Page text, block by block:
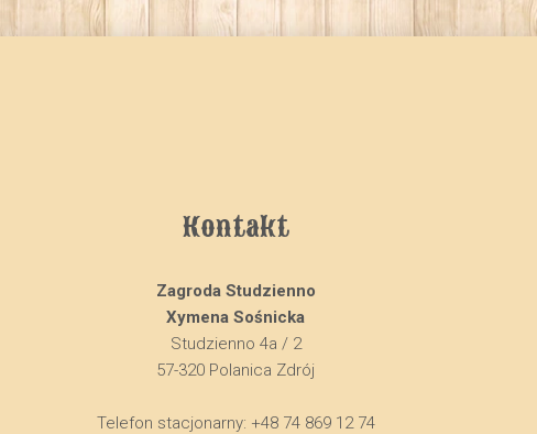
Kontakt
Zagroda Studzienno
Xymena Sośnicka
Studzienno 4a / 2
57-320 Polanica Zdrój
Telefon stacjonarny: +48 74 869 12 74